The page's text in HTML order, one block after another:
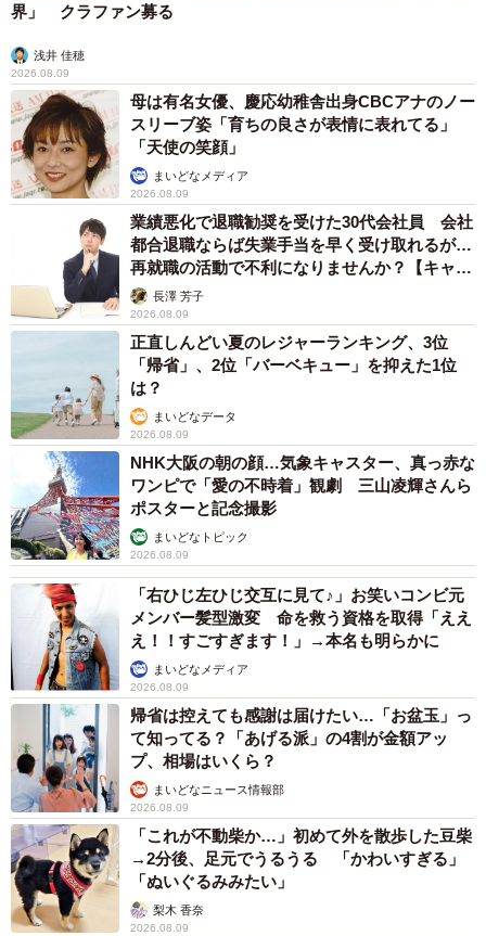
界」 クラファン募る
浅井 佳穂
2026.08.09
母は有名女優、慶応幼稚舎出身CBCアナのノー
スリーブ姿「育ちの良さが表情に表れてる」
「天使の笑顔」
まいどなメディア
2026.08.09
業績悪化で退職勧奨を受けた30代会社員 会社
都合退職ならば失業手当を早く受け取れるが…
再就職の活動で不利になりませんか？【キャリ
アカウンセラーが解説】
長澤 芳子
2026.08.09
正直しんどい夏のレジャーランキング、3位
「帰省」、2位「バーベキュー」を抑えた1位
は？
まいどなデータ
2026.08.09
NHK大阪の朝の顔…気象キャスター、真っ赤な
ワンピで「愛の不時着」観劇 三山凌輝さんら
ポスターと記念撮影
まいどなトピック
2026.08.09
「右ひじ左ひじ交互に見て♪」お笑いコンビ元
メンバー髪型激変 命を救う資格を取得「ええ
え！！すごすぎます！」→本名も明らかに
まいどなメディア
2026.08.09
帰省は控えても感謝は届けたい…「お盆玉」っ
て知ってる？「あげる派」の4割が金額アッ
プ、相場はいくら？
まいどなニュース情報部
2026.08.09
「これが不動柴か…」初めて外を散歩した豆柴
→2分後、足元でうるうる 「かわいすぎる」
「ぬいぐるみみたい」
梨木 香奈
2026.08.09